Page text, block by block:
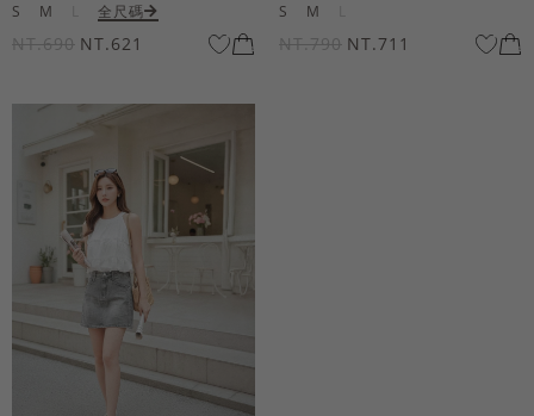
S M 全尺碼
NT.690 NT.621
S M
NT.790 NT.711